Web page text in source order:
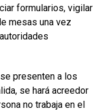
formularios, vigilar
mesas una vez
presenten a los
se hará acreedor
no trabaja en el